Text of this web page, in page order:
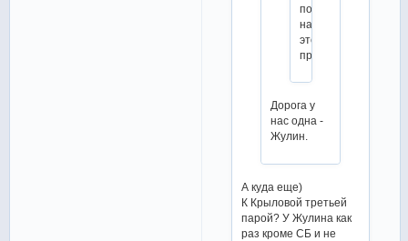
посмотрим,
насколько
это
правда.
Дорога у
нас одна -
Жулин.
А куда еще)
К Крыловой третьей
парой? У Жулина как
раз кроме СБ и не